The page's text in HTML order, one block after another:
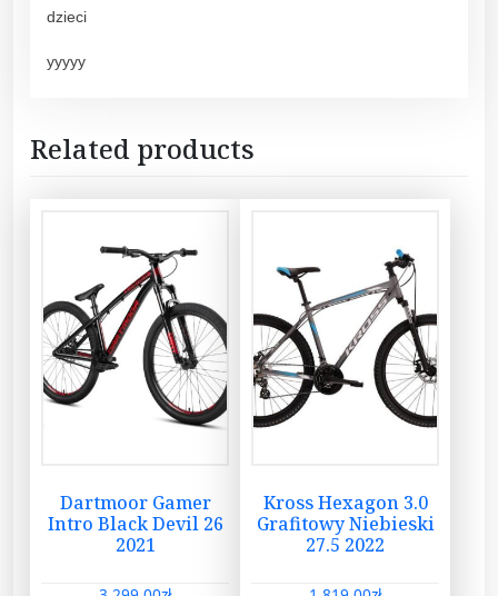
dzieci
yyyyy
Related products
Dartmoor Gamer
Intro Black Devil 26
2021
Kross Hexagon 3.0
Grafitowy Niebieski
27.5 2022